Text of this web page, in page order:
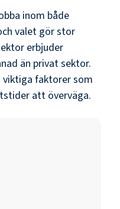
inom både
valet gör stor
erbjuder
än privat sektor.
viktiga faktorer som
att överväga.